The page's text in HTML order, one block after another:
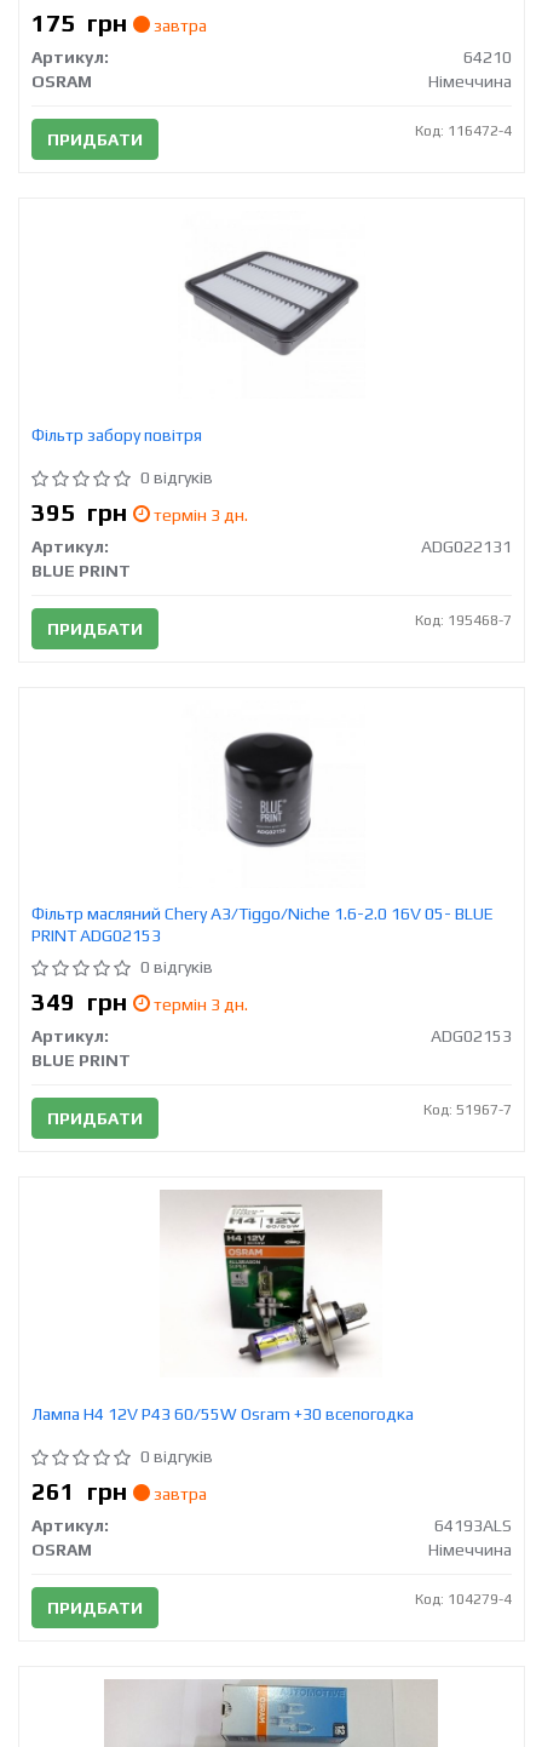
175 грн
завтра
Артикул:
64210
OSRAM
Німеччина
ПРИДБАТИ Код: 116472-4
Фільтр забору повітря
0 відгуків
395 грн
термін 3 дн.
Артикул:
ADG022131
BLUE PRINT
ПРИДБАТИ Код: 195468-7
Фільтр масляний Chery A3/Tiggo/Niche 1.6-2.0 16V 05- BLUE
PRINT ADG02153
0 відгуків
349 грн
термін 3 дн.
Артикул:
ADG02153
BLUE PRINT
ПРИДБАТИ Код: 51967-7
Лампа H4 12V Р43 60/55W Osram +30 всепогодка
0 відгуків
261 грн
завтра
Артикул:
64193ALS
OSRAM
Німеччина
ПРИДБАТИ Код: 104279-4